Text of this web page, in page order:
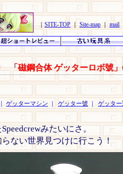
｜SITE-TOP｜Site-map｜mail
磁鋼合体 ゲッターロボ號」
ゲッターマシン ゲッター號 ゲッタ
みたいにさ。
ない世界見つけに行こう！